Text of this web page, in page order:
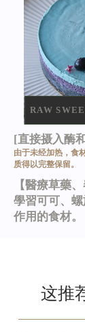
RAW
[直接摄入酶
由于未经加热，食
质得以完整保留。
【醫療草藥
學習可可、
作用的食材。
这推